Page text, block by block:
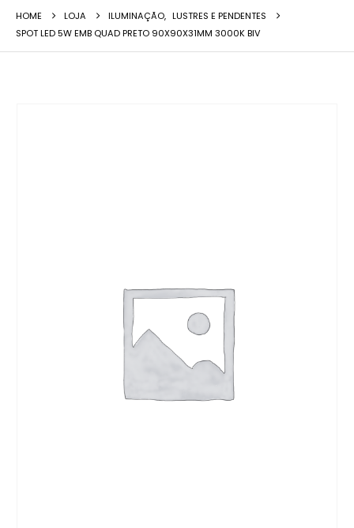
HOME LOJA ILUMINAÇÃO, LUSTRES E PENDENTES
SPOT LED 5W EMB QUAD PRETO 90X90X31MM 3000K BIV